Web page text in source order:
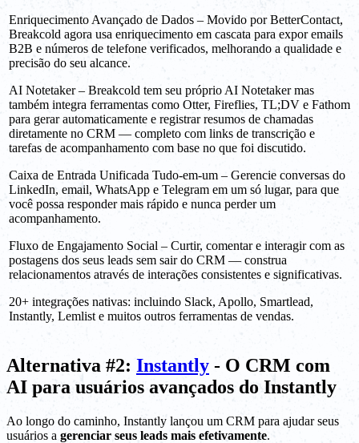
Enriquecimento Avançado de Dados – Movido por BetterContact,
Breakcold agora usa enriquecimento em cascata para expor emails
B2B e números de telefone verificados, melhorando a qualidade e
precisão do seu alcance.
AI Notetaker – Breakcold tem seu próprio AI Notetaker mas
também integra ferramentas como Otter, Fireflies, TL;DV e Fathom
para gerar automaticamente e registrar resumos de chamadas
diretamente no CRM — completo com links de transcrição e
tarefas de acompanhamento com base no que foi discutido.
Caixa de Entrada Unificada Tudo-em-um – Gerencie conversas do
LinkedIn, email, WhatsApp e Telegram em um só lugar, para que
você possa responder mais rápido e nunca perder um
acompanhamento.
Fluxo de Engajamento Social – Curtir, comentar e interagir com as
postagens dos seus leads sem sair do CRM — construa
relacionamentos através de interações consistentes e significativas.
20+ integrações nativas: incluindo Slack, Apollo, Smartlead,
Instantly, Lemlist e muitos outros ferramentas de vendas.
Alternativa #2: Instantly - O CRM com
AI para usuários avançados do Instantly
Ao longo do caminho, Instantly lançou um CRM para ajudar seus
usuários a gerenciar seus leads mais efetivamente.